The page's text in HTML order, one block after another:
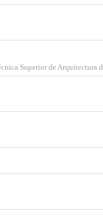
Superior de Arquitectura